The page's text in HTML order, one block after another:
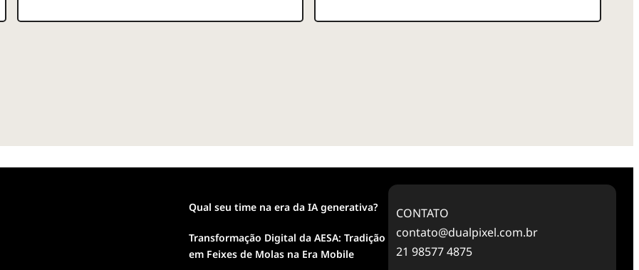
Qual seu time na era da IA generativa?
Transformação Digital da AESA: Tradição
em Feixes de Molas na Era Mobile
CONTATO
contato@dualpixel.com.br
21 98577 4875